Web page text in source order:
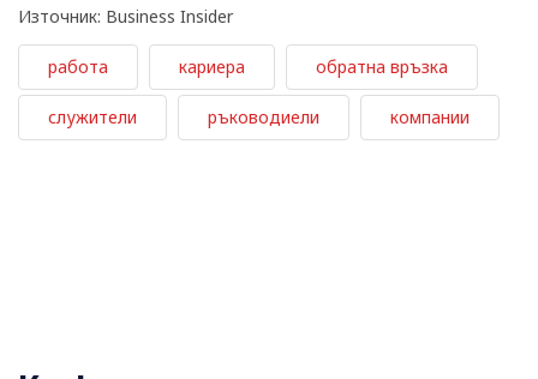
Източник: Business Insider
работа кариера обратна връзка
служители ръководиели компании